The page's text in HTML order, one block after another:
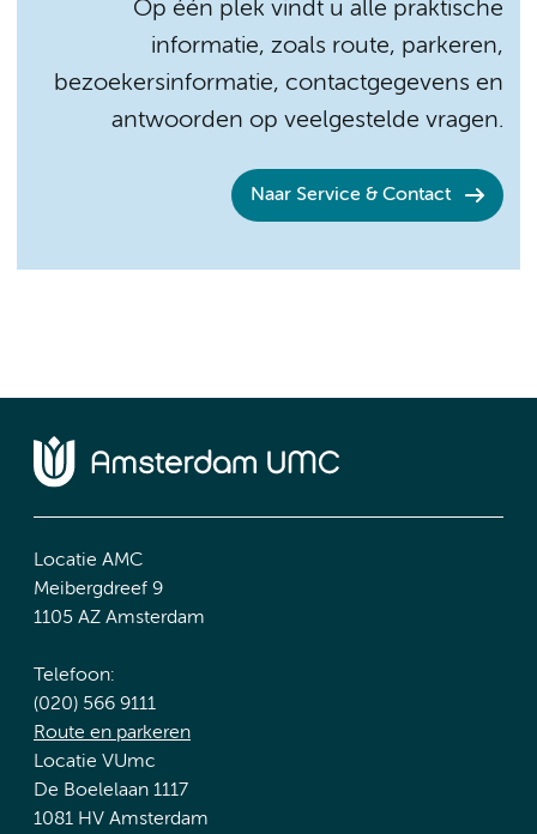
Op één plek vindt u alle praktische
informatie, zoals route, parkeren,
bezoekersinformatie, contactgegevens en
antwoorden op veelgestelde vragen.
Naar Service & Contact
Locatie AMC
Meibergdreef 9
1105 AZ Amsterdam
Telefoon:
(020) 566 9111
Route en parkeren
Locatie VUmc
De Boelelaan 1117
1081 HV Amsterdam